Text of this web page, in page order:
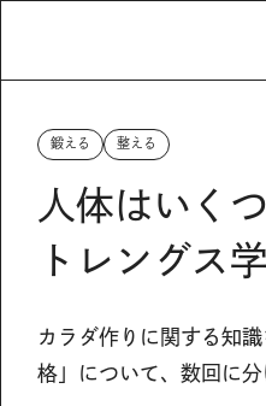
鍛える 整える
人体はいく
トレングス
カラダ作りに関する知
格」について、数回に分